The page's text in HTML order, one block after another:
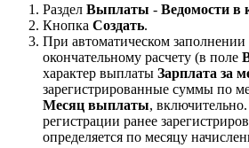
Раздел Выплаты - Ведомости в
Кнопка Создать.
При автоматическом
окончательному расчету (в поле
характер выплаты Зарплата за
зарегистрированные суммы по
Месяц выплаты,
регистрации ранее
определяется по месяцу